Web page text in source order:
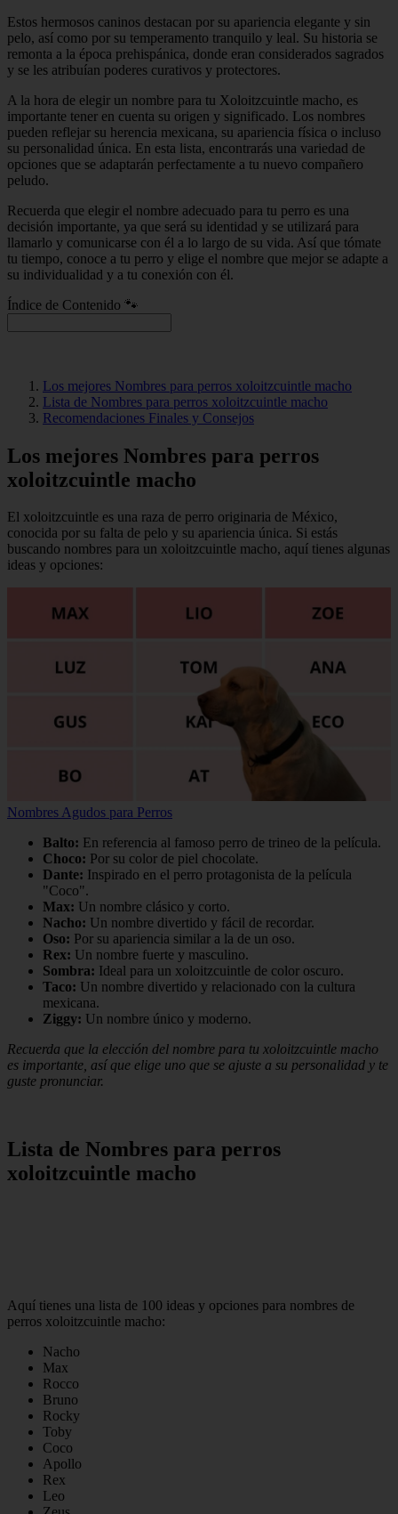
Estos hermosos caninos destacan por su apariencia elegante y sin
pelo, así como por su temperamento tranquilo y leal. Su historia se
remonta a la época prehispánica, donde eran considerados sagrados
y se les atribuían poderes curativos y protectores.
A la hora de elegir un nombre para tu Xoloitzcuintle macho, es
importante tener en cuenta su origen y significado. Los nombres
pueden reflejar su herencia mexicana, su apariencia física o incluso
su personalidad única. En esta lista, encontrarás una variedad de
opciones que se adaptarán perfectamente a tu nuevo compañero
peludo.
Recuerda que elegir el nombre adecuado para tu perro es una
decisión importante, ya que será su identidad y se utilizará para
llamarlo y comunicarse con él a lo largo de su vida. Así que tómate
tu tiempo, conoce a tu perro y elige el nombre que mejor se adapte a
su individualidad y a tu conexión con él.
Índice de Contenido 🐾
Los mejores Nombres para perros xoloitzcuintle macho
Lista de Nombres para perros xoloitzcuintle macho
Recomendaciones Finales y Consejos
Los mejores Nombres para perros
xoloitzcuintle macho
El xoloitzcuintle es una raza de perro originaria de México,
conocida por su falta de pelo y su apariencia única. Si estás
buscando nombres para un xoloitzcuintle macho, aquí tienes algunas
ideas y opciones:
Nombres Agudos para Perros
Balto: En referencia al famoso perro de trineo de la película.
Choco: Por su color de piel chocolate.
Dante: Inspirado en el perro protagonista de la película
"Coco".
Max: Un nombre clásico y corto.
Nacho: Un nombre divertido y fácil de recordar.
Oso: Por su apariencia similar a la de un oso.
Rex: Un nombre fuerte y masculino.
Sombra: Ideal para un xoloitzcuintle de color oscuro.
Taco: Un nombre divertido y relacionado con la cultura
mexicana.
Ziggy: Un nombre único y moderno.
Recuerda que la elección del nombre para tu xoloitzcuintle macho
es importante, así que elige uno que se ajuste a su personalidad y te
guste pronunciar.
Lista de Nombres para perros
xoloitzcuintle macho
Aquí tienes una lista de 100 ideas y opciones para nombres de
perros xoloitzcuintle macho:
Nacho
Max
Rocco
Bruno
Rocky
Toby
Coco
Apollo
Rex
Leo